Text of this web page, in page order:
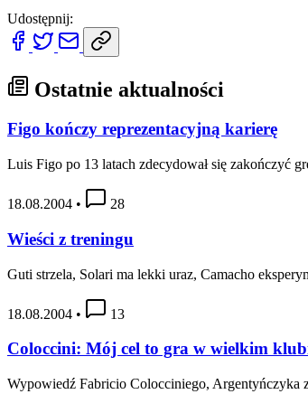
Udostępnij:
Ostatnie aktualności
Figo kończy reprezentacyjną karierę
Luis Figo po 13 latach zdecydował się zakończyć
18.08.2004 • 28
Wieści z treningu
Guti strzela, Solari ma lekki uraz, Camacho
18.08.2004 • 13
Coloccini: Mój cel to gra w wielkim
Wypowiedź Fabricio Colocciniego, Argentyńczyka